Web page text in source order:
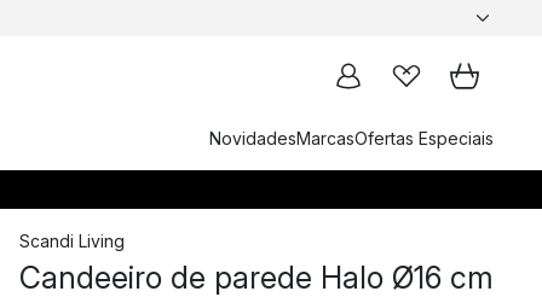
NovidadesMarcasOfertas Especiais
Scandi Living
Candeeiro de parede Halo Ø16 cm